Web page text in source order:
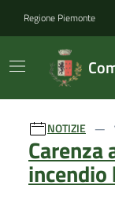
Regione Piemonte
Ultime
NOTIZIE
Carenza
incendio